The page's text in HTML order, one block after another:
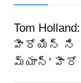
Tom
హీరోయిన్ ని
మ్యాన్’ హీరో